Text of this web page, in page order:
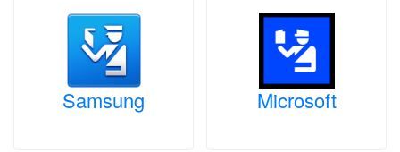
Samsung Microsoft